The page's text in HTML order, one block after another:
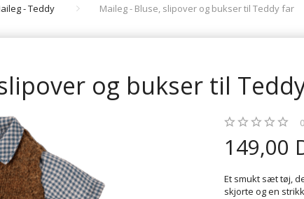
- Teddy Maileg - Bluse, slipover og bukser til Teddy far
og bukser til
0
149,00
Et smukt sæt tøj,
skjorte og en